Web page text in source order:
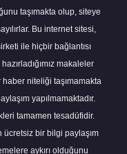
taşımakta olup, siteye
Bu internet sitesi,
ile hiçbir bağlantısı
makaleler
niteliği taşımamakta
yapılmamaktadır.
tamamen tesadüfidir.
ücretsiz bir bilgi paylaşım
aykırı olduğunu